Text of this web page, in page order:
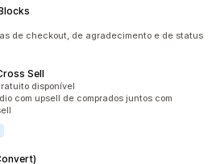
de checkout, de agradecimento e de status
Sell
disponível
com upsell de comprados juntos com